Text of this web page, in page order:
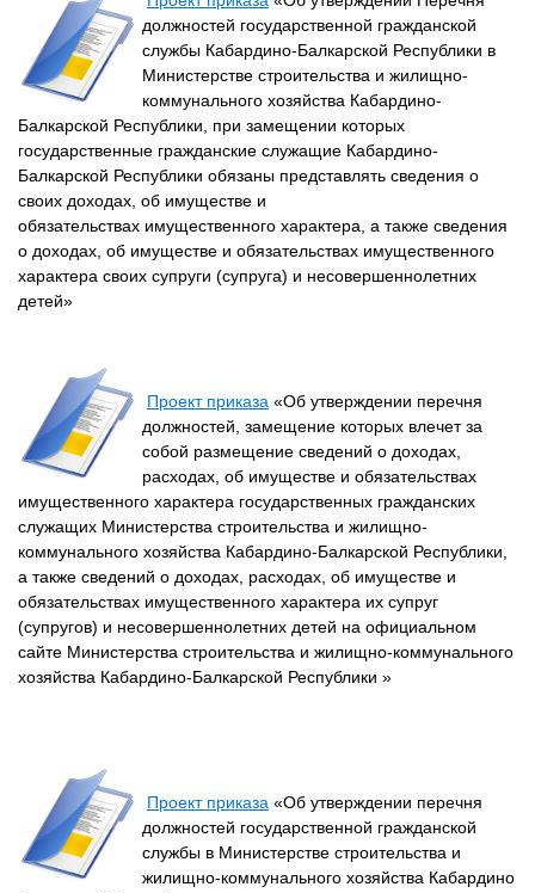
должностей государственной гражданской
службы Кабардино-Балкарской Республики в
Министерстве строительства и жилищно-
коммунального хозяйства Кабардино-
Балкарской Республики, при замещении которых
государственные гражданские служащие Кабардино-
Балкарской Республики обязаны представлять сведения о
своих доходах, об имуществе и
обязательствах имущественного характера, а также сведения
о доходах, об имуществе и обязательствах имущественного
характера своих супруги (супруга) и несовершеннолетних
детей»
Проект приказа «Об утверждении перечня
должностей, замещение которых влечет за
собой размещение сведений о доходах,
расходах, об имуществе и обязательствах
имущественного характера государственных гражданских
служащих Министерства строительства и жилищно-
коммунального хозяйства Кабардино-Балкарской Республики,
а также сведений о доходах, расходах, об имуществе и
обязательствах имущественного характера их супруг
(супругов) и несовершеннолетних детей на официальном
сайте Министерства строительства и жилищно-коммунального
хозяйства Кабардино-Балкарской Республики »
Проект приказа «Об утверждении перечня
должностей государственной гражданской
службы в Министерстве строительства и
жилищно-коммунального хозяйства Кабардино